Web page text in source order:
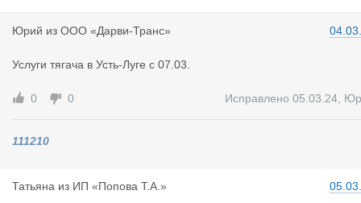
Юрий из ООО «Дарви-Транс»
Услуги тягача в Усть-Луге с 07.03.
0 0 Исправлено 05.03.24
111210
Татьяна из ИП «Попова Т.А.»